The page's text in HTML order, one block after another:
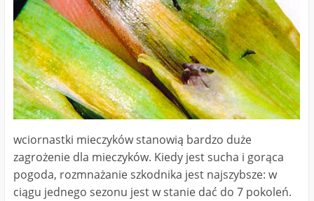
wciornastki mieczyków stanowią bardzo duże
zagrożenie dla mieczyków. Kiedy jest sucha i gorąca
pogoda, rozmnażanie szkodnika jest najszybsze: w
ciągu jednego sezonu jest w stanie dać do 7 pokoleń.